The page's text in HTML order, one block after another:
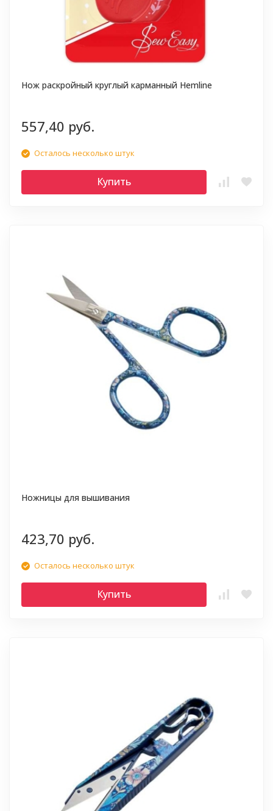
Нож раскройный круглый карманный Hemline
557,40 руб.
Осталось несколько штук
Купить
Ножницы для вышивания
423,70 руб.
Осталось несколько штук
Купить